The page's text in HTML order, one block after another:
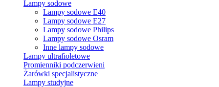
Lampy sodowe
Lampy sodowe E40
Lampy sodowe E27
Lampy sodowe Philips
Lampy sodowe Osram
Inne lampy sodowe
Lampy ultrafioletowe
Promienniki podczerwieni
Żarówki specjalistyczne
Lampy studyjne